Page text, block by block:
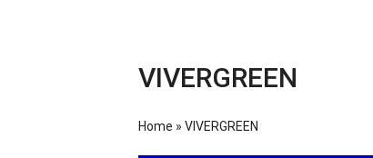
VIVERGREEN
Home » VIVERGREEN